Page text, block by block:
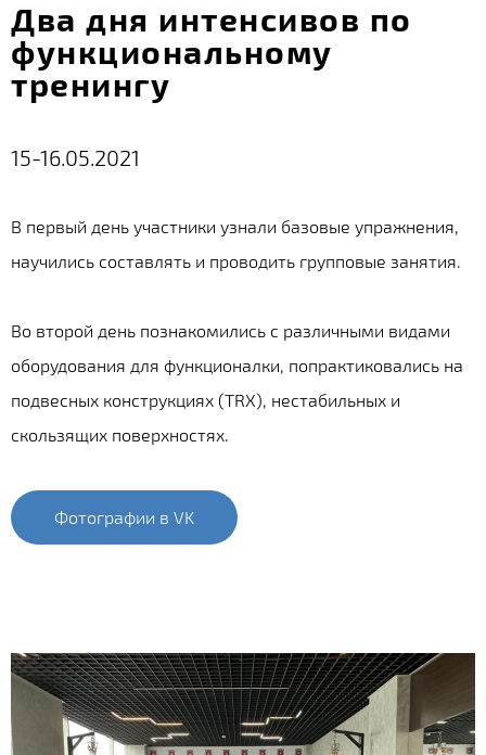
Два дня интенсивов по
функциональному
тренингу
15-16.05.2021
В первый день участники узнали базовые упражнения,
научились составлять и проводить групповые занятия.
Во второй день познакомились с различными видами
оборудования для функционалки, попрактиковались на
подвесных конструкциях (TRX), нестабильных и
скользящих поверхностях.
Фотографии в VK